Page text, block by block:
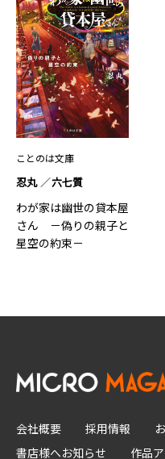
ことのは文庫
忍丸 六七質
わが家は幽世の貸本屋
さん －偽りの親子と
星空の約束－
会社概要 採用情報
書店様へお知らせ
作品